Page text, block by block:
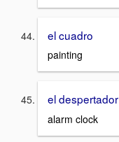
el cuadro
painting
el despertador
alarm clock